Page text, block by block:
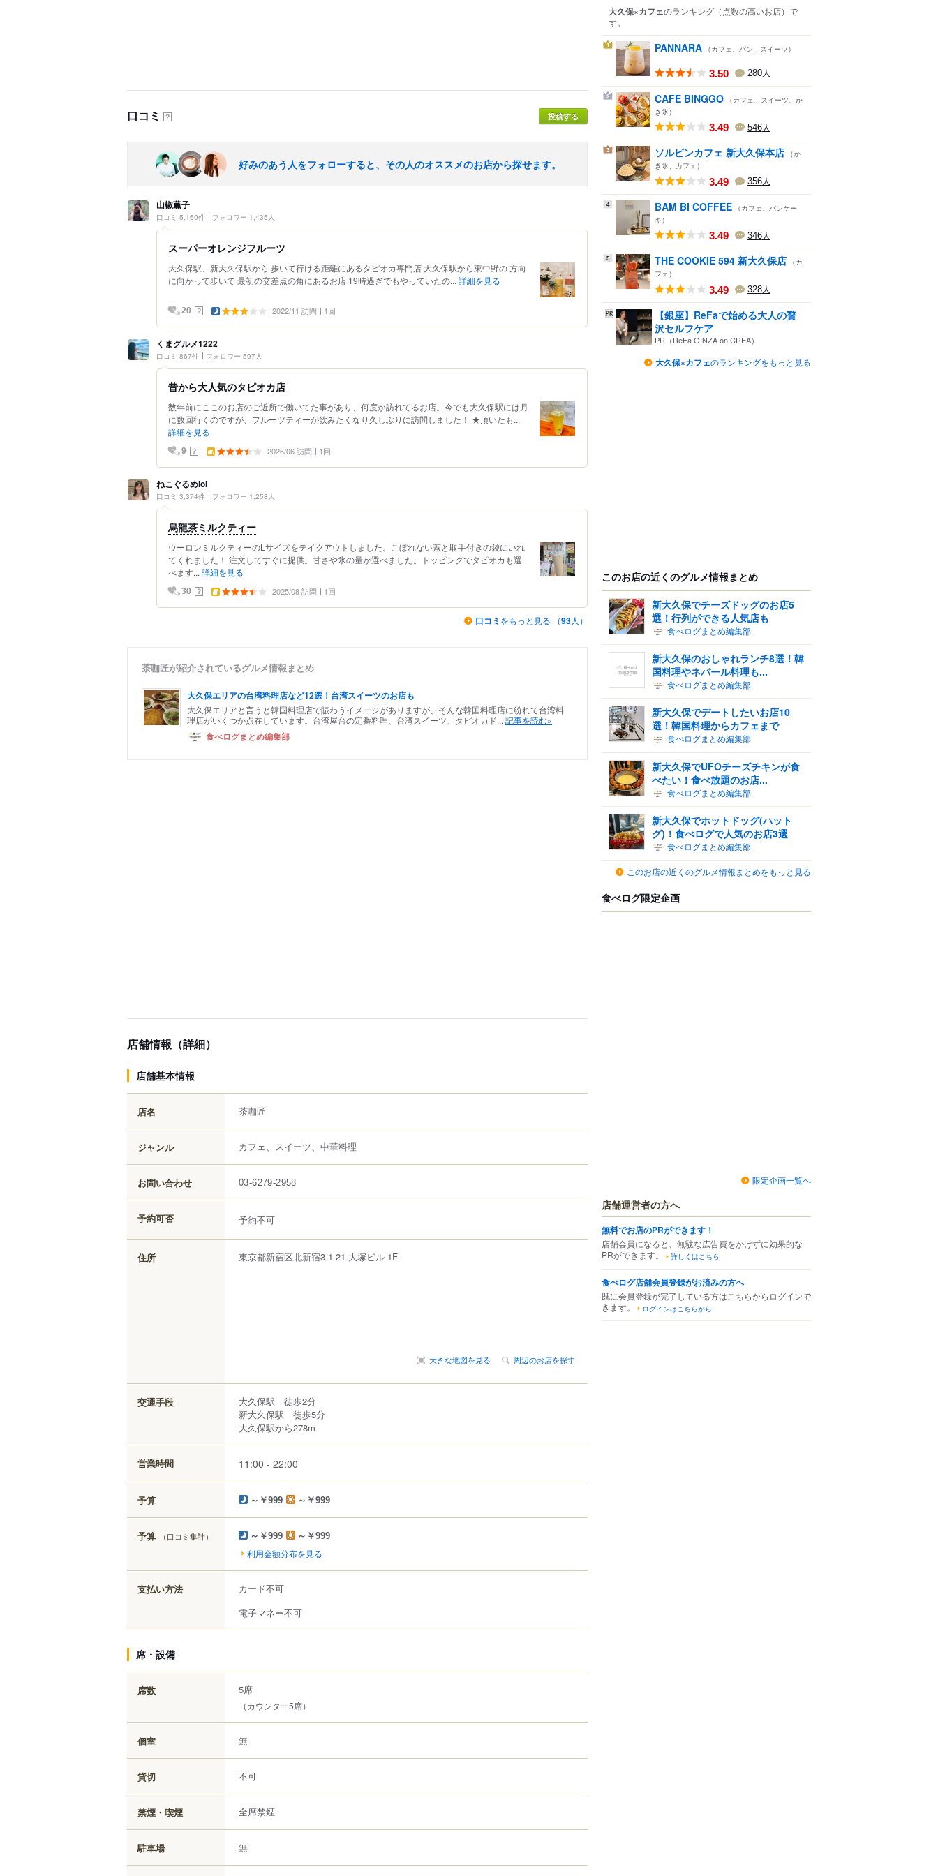
口コミ ？ 投稿する
好みのあう人をフォローすると、その人のオススメのお店から探せます。
山椒薫子
口コミ 5,160件 フォロワー 1,435人
スーパーオレンジフルーツ
大久保駅、新大久保駅から 歩いて行ける距離にあるタピオカ専門店 大久保駅から東中野の 方向
に向かって歩いて 最初の交差点の角にあるお店 19時過ぎでもやっていたの... 詳細を見る
20 ？ 2022/11 訪問 1回
くまグルメ1222
口コミ 867件 フォロワー 597人
昔から大人気のタピオカ店
数年前にここのお店のご近所で働いてた事があり、何度か訪れてるお店。今でも大久保駅には月
に数回行くのですが、フルーツティーが飲みたくなり久しぶりに訪問しました！ ★頂いたも...
詳細を見る
9 ？ 2026/06 訪問 1回
ねこぐるめlol
口コミ 3,374件 フォロワー 1,258人
烏龍茶ミルクティー
ウーロンミルクティーのLサイズをテイクアウトしました。こぼれない蓋と取手付きの袋にいれ
てくれました！ 注文してすぐに提供。甘さや氷の量が選べました。トッピングでタピオカも選
べます... 詳細を見る
30 ？ 2025/08 訪問 1回
口コミ をもっと見る （93人）
茶咖匠が紹介されているグルメ情報まとめ
大久保エリアの台湾料理店など12選！台湾スイーツのお店も
大久保エリアと言うと韓国料理店で賑わうイメージがありますが、そんな韓国料理店に紛れて台湾料
理店がいくつか点在しています。台湾屋台の定番料理、台湾スイーツ、タピオカド... 記事を読む»
食べログまとめ編集部
店舗情報（詳細）
店舗基本情報
店名 茶咖匠
ジャンル カフェ、スイーツ、中華料理
お問い合わせ 03-6279-2958
予約可否 予約不可
住所 東京都新宿区北新宿3-1-21 大塚ビル 1F
大きな地図を見る 周辺のお店を探す
交通手段
大久保駅 徒歩2分
新大久保駅 徒歩5分
大久保駅から278m
営業時間 11:00 - 22:00
予算 ～￥999 ～￥999
予算 （口コミ集計） ～￥999 ～￥999
利用金額分布を見る
支払い方法
カード不可
電子マネー不可
席・設備
席数 5席
（カウンター5席）
個室 無
貸切 不可
禁煙・喫煙 全席禁煙
駐車場 無
大久保×カフェのランキング （点数の高いお店） で
す。
1 PANNARA （カフェ、パン、スイーツ）
3.50 280人
2 CAFE BINGGO （カフェ、スイーツ、か
き氷）
3.49 546人
3 ソルビンカフェ 新大久保本店 （か
き氷、カフェ）
3.49 356人
4 BAM BI COFFEE （カフェ、パンケー
キ）
3.49 346人
5 THE COOKIE 594 新大久保店 （カ
フェ）
3.49 328人
【銀座】ReFaで始める大人の贅
沢セルフケア
PR（ReFa GINZA on CREA）
大久保×カフェのランキングをもっと見る
このお店の近くのグルメ情報まとめ
新大久保でチーズドッグのお店5
選！行列ができる人気店も
食べログまとめ編集部
新大久保のおしゃれランチ8選！韓
国料理やネパール料理も...
食べログまとめ編集部
新大久保でデートしたいお店10
選！韓国料理からカフェまで
食べログまとめ編集部
新大久保でUFOチーズチキンが食
べたい！食べ放題のお店...
食べログまとめ編集部
新大久保でホットドッグ(ハット
グ)！食べログで人気のお店3選
食べログまとめ編集部
このお店の近くのグルメ情報まとめをもっと見る
食べログ限定企画
限定企画一覧へ
店舗運営者の方へ
無料でお店のPRができます！
店舗会員になると、無駄な広告費をかけずに効果的な
PRができます。
詳しくはこちら
食べログ店舗会員登録がお済みの方へ
既に会員登録が完了している方はこちらからログインで
きます。
ログインはこちらから